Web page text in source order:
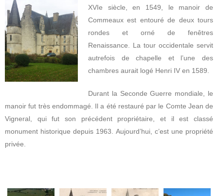
XVIe siècle, en 1549, le manoir de
Commeaux est entouré de deux tours
rondes et orné de fenêtres
Renaissance. La tour occidentale servit
autrefois de chapelle et l’une des
chambres aurait logé Henri IV en 1589.
Durant la Seconde Guerre mondiale, le
manoir fut très endommagé. Il a été restauré par le Comte Jean de
Vigneral, qui fut son précédent propriétaire, et il est classé
monument historique depuis 1963. Aujourd’hui, c’est une propriété
privée.